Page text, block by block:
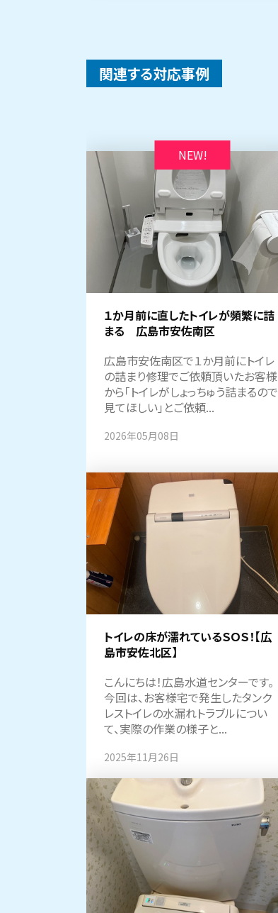
関連する対応事例
１か月前に直したトイレが頻繁に詰
まる 広島市安佐南区
広島市安佐南区で１か月前にトイレ
の詰まり修理でご依頼頂いたお客様
から「トイレがしょっちゅう詰まるので
見てほしい」とご依頼...
2026年05月08日
トイレの床が濡れているＳＯＳ！【広
島市安佐北区】
こんにちは！広島水道センターです。
今回は、お客様宅で発生したタンク
レストイレの水漏れトラブルについ
て、実際の作業の様子と...
2025年11月26日